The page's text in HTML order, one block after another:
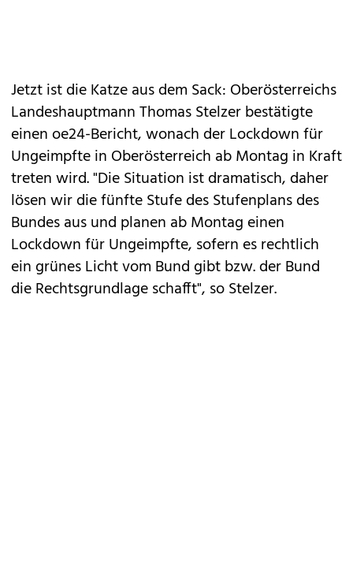
Jetzt ist die Katze aus dem Sack: Oberösterreichs
Landeshauptmann Thomas Stelzer bestätigte
einen oe24-Bericht, wonach der Lockdown für
Ungeimpfte in Oberösterreich ab Montag in Kraft
treten wird. "Die Situation ist dramatisch, daher
lösen wir die fünfte Stufe des Stufenplans des
Bundes aus und planen ab Montag einen
Lockdown für Ungeimpfte, sofern es rechtlich
ein grünes Licht vom Bund gibt bzw. der Bund
die Rechtsgrundlage schafft", so Stelzer.